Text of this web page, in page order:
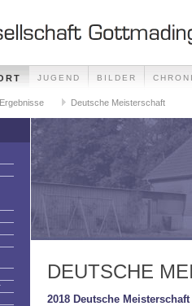
JUGEND BILDER
Ergebnisse Deutsche Meisterschaft
DEUTSCHE
2018 Deutsche